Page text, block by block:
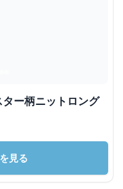
ー柄ニットロング
見る